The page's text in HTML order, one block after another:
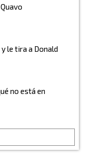
y le tira a Donald
no está en